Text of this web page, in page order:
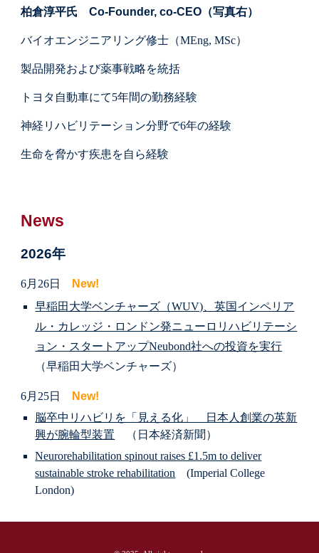
柏倉淳平氏 Co-Founder, co-CEO（写真右）
バイオエンジニアリング修士（MEng, MSc）
製品開発および薬事戦略を統括
トヨタ自動車にて5年間の勤務経験
神経リハビリテーション分野で6年の経験
生命を脅かす疾患を自ら経験
News
2026年
6月26日
New!
早稲田大学ベンチャーズ（WUV)、英国インペリア
ル・カレッジ・ロンドン発ニューロリハビリテーシ
ョン・スタートアップNeubond社への投資を実行
（早稲田大学ベンチャーズ）
6月25日
New!
脳卒中リハビリを「見える化」 日本人創業の英新
興が腕輪型装置 （日本経済新聞）
Neurorehabilitation spinout raises £1.5m to deliver
sustainable stroke rehabilitation (Imperial College
London)